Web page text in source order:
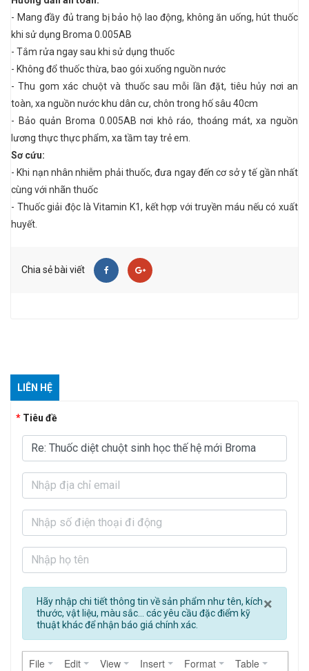
- Mang đầy đủ trang bị bảo hộ lao động, không ăn uống, hút thuốc
khi sử dụng Broma 0.005AB
- Tắm rửa ngay sau khi sử dụng thuốc
- Không đổ thuốc thừa, bao gói xuống nguồn nước
- Thu gom xác chuột và thuốc sau mỗi lần đặt, tiêu hủy nơi an
toàn, xa nguồn nước khu dân cư, chôn trong hố sâu 40cm
- Bảo quản Broma 0.005AB nơi khô ráo, thoáng mát, xa nguồn
lương thực thực phẩm, xa tầm tay trẻ em.
Sơ cứu:
- Khi nạn nhân nhiễm phải thuốc, đưa ngay đến cơ sở y tế gần nhất
cùng với nhãn thuốc
- Thuốc giải độc là Vitamin K1, kết hợp với truyền máu nếu có xuất
huyết.
Chia sẻ bài viết
LIÊN HỆ
Tiêu đề
×
Hãy nhập chi tiết thông tin về sản phẩm như tên, kích
thước, vật liệu, màu sắc... các yêu cầu đặc điểm kỹ
thuật khác để nhận báo giá chính xác.
File Edit View Insert Format
Table